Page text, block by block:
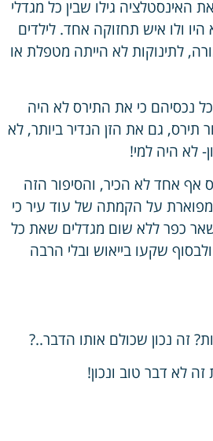
האינסטלציה גילו שבין כל מגדלי
ולו איש תחזוקה אחד. לילדים
לתינוקות לא הייתה מטפלת או
נכסיהם כי את התירס לא היה
תירס, גם את הזן הנדיר ביותר, לא
לא היה למי!
אף אחד לא הכיר, והסיפור הזה
על הקמתה של עוד עיר כי
כפר ללא שום מגדלים שאת כל
שקעו בייאוש ובלי הרבה
זה נכון שכולם אותו הדבר..?
זה לא דבר טוב ונכון!